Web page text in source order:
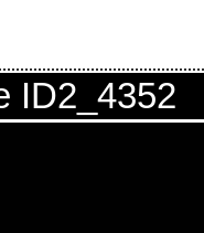
ID2_4352